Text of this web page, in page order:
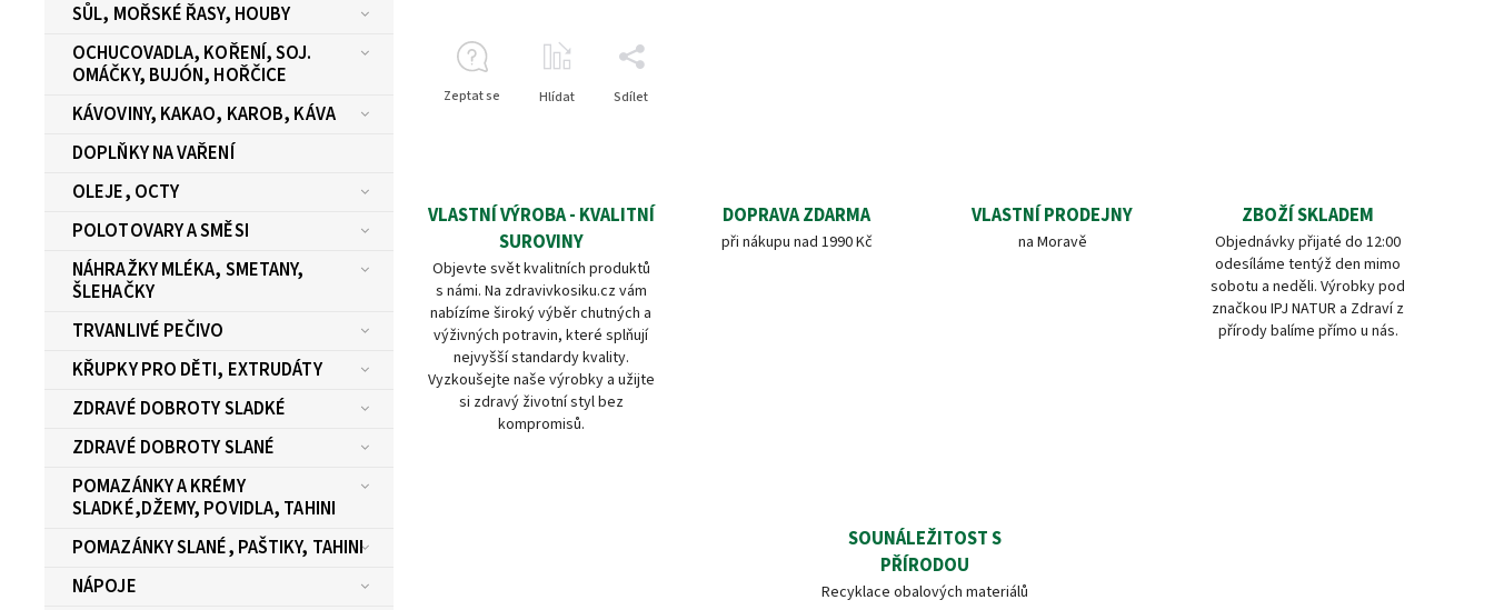
SŮL, MOŘSKÉ ŘASY, HOUBY
OCHUCOVADLA, KOŘENÍ, SOJ.
OMÁČKY, BUJÓN, HOŘČICE
KÁVOVINY, KAKAO, KAROB, KÁVA
DOPLŇKY NA VAŘENÍ
OLEJE, OCTY
POLOTOVARY A SMĚSI
NÁHRAŽKY MLÉKA, SMETANY,
ŠLEHAČKY
TRVANLIVÉ PEČIVO
KŘUPKY PRO DĚTI, EXTRUDÁTY
ZDRAVÉ DOBROTY SLADKÉ
ZDRAVÉ DOBROTY SLANÉ
POMAZÁNKY A KRÉMY
SLADKÉ,DŽEMY, POVIDLA, TAHINI
POMAZÁNKY SLANÉ, PAŠTIKY, TAHINI
NÁPOJE
Zeptat se Hlídat Sdílet
VLASTNÍ VÝROBA - KVALITNÍ
SUROVINY
Objevte svět kvalitních produktů
s námi. Na zdravivkosiku.cz vám
nabízíme široký výběr chutných a
výživných potravin, které splňují
nejvyšší standardy kvality.
Vyzkoušejte naše výrobky a užijte
si zdravý životní styl bez
kompromisů.
DOPRAVA ZDARMA
při nákupu nad 1990 Kč
VLASTNÍ PRODEJNY
na Moravě
ZBOŽÍ SKLADEM
Objednávky přijaté do 12:00
odesíláme tentýž den mimo
sobotu a neděli. Výrobky pod
značkou IPJ NATUR a Zdraví z
přírody balíme přímo u nás.
SOUNÁLEŽITOST S
PŘÍRODOU
Recyklace obalových materiálů